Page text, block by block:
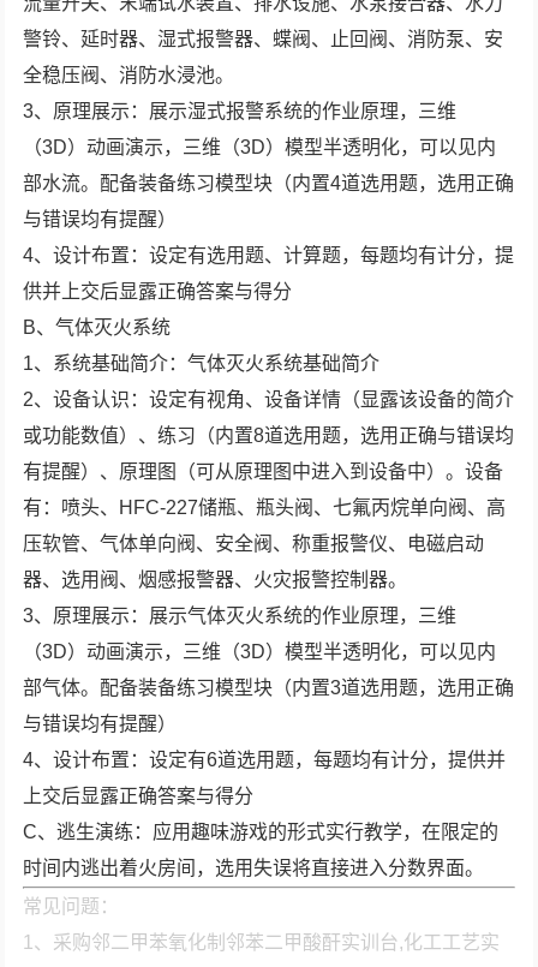
警铃、延时器、湿式报警器、蝶阀、止回阀、消防泵、安
全稳压阀、消防水浸池。
3、原理展示：展示湿式报警系统的作业原理，三维
（3D）动画演示，三维（3D）模型半透明化，可以见内
部水流。配备装备练习模型块（内置4道选用题，选用正确
与错误均有提醒）
4、设计布置：设定有选用题、计算题，每题均有计分，提
供并上交后显露正确答案与得分
B、气体灭火系统
1、系统基础简介：气体灭火系统基础简介
2、设备认识：设定有视角、设备详情（显露该设备的简介
或功能数值）、练习（内置8道选用题，选用正确与错误均
有提醒）、原理图（可从原理图中进入到设备中）。设备
有：喷头、HFC-227储瓶、瓶头阀、七氟丙烷单向阀、高
压软管、气体单向阀、安全阀、称重报警仪、电磁启动
器、选用阀、烟感报警器、火灾报警控制器。
3、原理展示：展示气体灭火系统的作业原理，三维
（3D）动画演示，三维（3D）模型半透明化，可以见内
部气体。配备装备练习模型块（内置3道选用题，选用正确
与错误均有提醒）
4、设计布置：设定有6道选用题，每题均有计分，提供并
上交后显露正确答案与得分
C、逃生演练：应用趣味游戏的形式实行教学，在限定的
时间内逃出着火房间，选用失误将直接进入分数界面。
常见问题：
1、采购邻二甲苯氧化制邻苯二甲酸酐实训台,化工工艺实